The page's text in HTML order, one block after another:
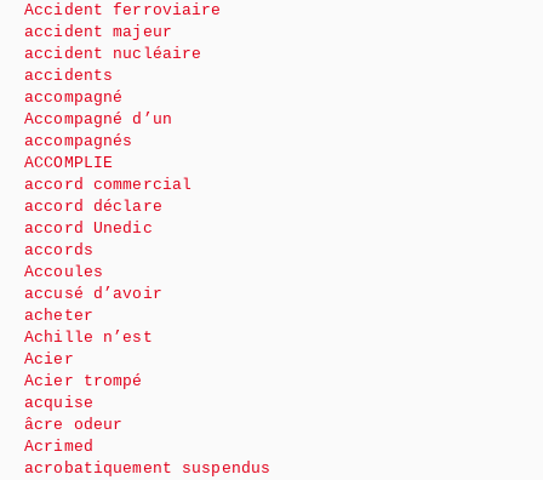
Accident ferroviaire
accident majeur
accident nucléaire
accidents
accompagné
Accompagné d’un
accompagnés
ACCOMPLIE
accord commercial
accord déclare
accord Unedic
accords
Accoules
accusé d’avoir
acheter
Achille n’est
Acier
Acier trompé
acquise
âcre odeur
Acrimed
acrobatiquement suspendus